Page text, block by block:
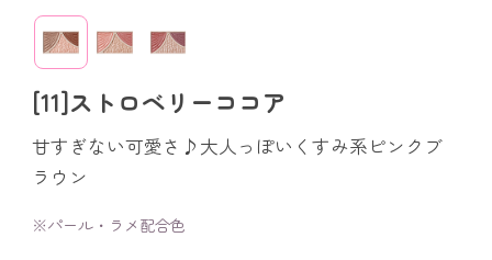
[11]ストロベリーココア
甘すぎない可愛さ♪大人っぽいくすみ系ピンクブ
ラウン
※パール・ラメ配合色